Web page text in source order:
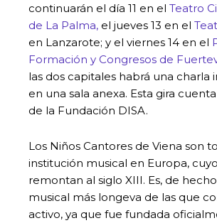
continuarán el día 11 en el Teatro
de La Palma, el jueves 13 en el
en Lanzarote; y el viernes 14 en el
Formación y Congresos de
las dos capitales habrá una charla
en una sala anexa. Esta gira
de la Fundación DISA.
Los Niños Cantores de Viena son
institución musical en Europa,
remontan al siglo XIII. Es, de
musical más longeva de las que
activo, ya que fue fundada